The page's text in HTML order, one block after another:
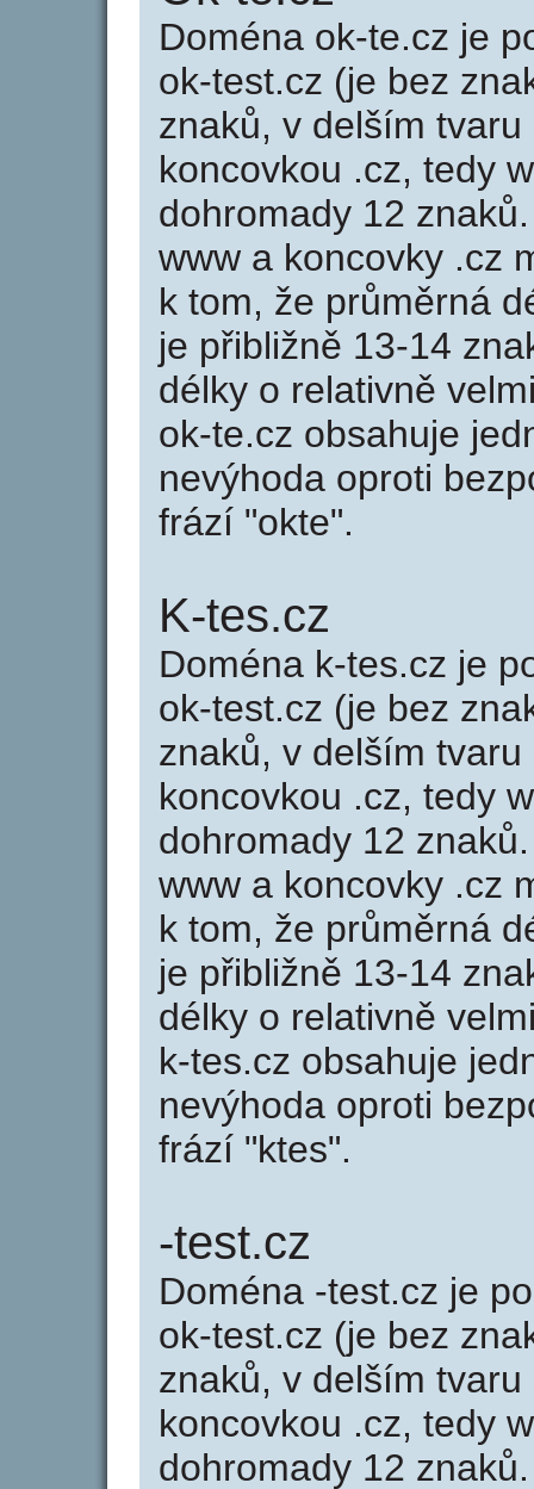
Doména ok-te.cz je
ok-test.cz (je bez
znaků, v delším
koncovkou .cz, tedy
dohromady 12
www a koncovky .cz
k tom, že průměrná
je přibližně 13-14
délky o relativně
ok-te.cz obsahuje
nevýhoda oproti
frází "okte".
K-tes.cz
Doména k-tes.cz je
ok-test.cz (je bez
znaků, v delším
koncovkou .cz, tedy
dohromady 12
www a koncovky .cz
k tom, že průměrná
je přibližně 13-14
délky o relativně
k-tes.cz obsahuje
nevýhoda oproti
frází "ktes".
-test.cz
Doména -test.cz je
ok-test.cz (je bez
znaků, v delším
koncovkou .cz, tedy
dohromady 12